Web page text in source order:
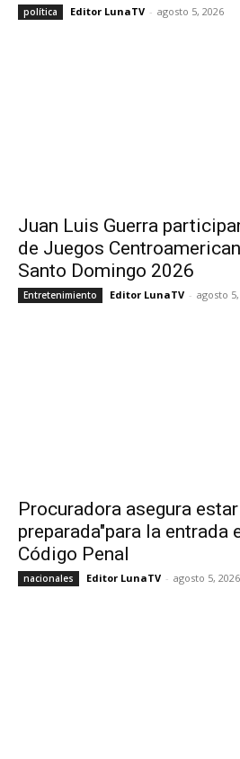
política Editor LunaTV - agosto 5, 2026
Juan Luis Guerra
de Juegos
Santo Domingo 2026
Entretenimiento Editor LunaTV - agosto
Procuradora asegura
preparada"para la entrada
Código Penal
nacionales Editor LunaTV - agosto 5, 2026